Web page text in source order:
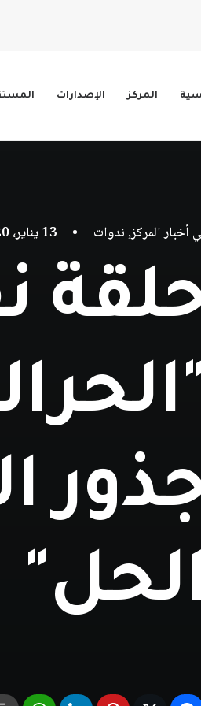
المركز الإصدارات
أخبار المركز,ندوات • 13 يناير، 2020